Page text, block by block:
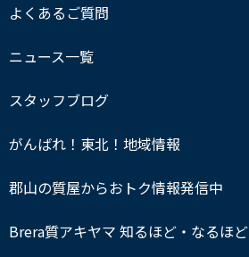
よくあるご質問
ニュース一覧
スタッフブログ
がんばれ！東北！地域情報
郡山の質屋からおトク情報発信中
Brera質アキヤマ 知るほど・なるほど